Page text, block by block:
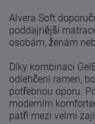
Alvera Soft
poddajnější
osobám, ženám
Díky kombinaci
odlehčení ramen,
potřebnou oporu.
moderním
patří mezi velmi